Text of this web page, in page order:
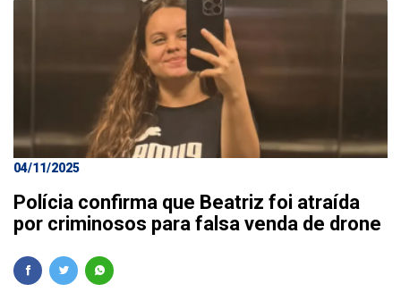
04/11/2025
Polícia confirma que Beatriz foi atraída
por criminosos para falsa venda de drone